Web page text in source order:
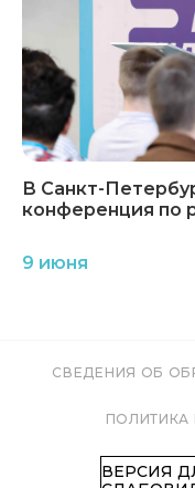
В Санкт-
конференция по
9 июня
СВЕДЕНИЯ ОБ
ВЕРСИЯ